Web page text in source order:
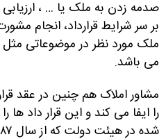
صدمه زدن به ملک یا … ، ارزیابی
بر سر شرایط قرارداد، انجام
ملک مورد نظر در موضوعاتی
می باشد.
مشاور املاک هم چنین در عقد
را ایفا می کند و این قرار داد